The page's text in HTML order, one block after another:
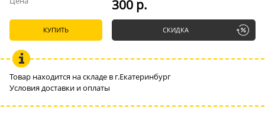
300 р.
КУПИТЬ СКИДКА
Товар находится на складе в г.Екатеринбург
Условия доставки и оплаты